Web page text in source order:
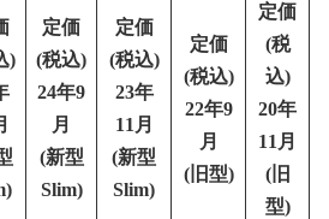
)
定価
(税込)
24年9
月
(新型
Slim)
定価
(税込)
23年
11月
(新型
Slim)
定価
(税込)
22年9
月
(旧型)
定価
(税
込)
20年
11月
(旧
型)